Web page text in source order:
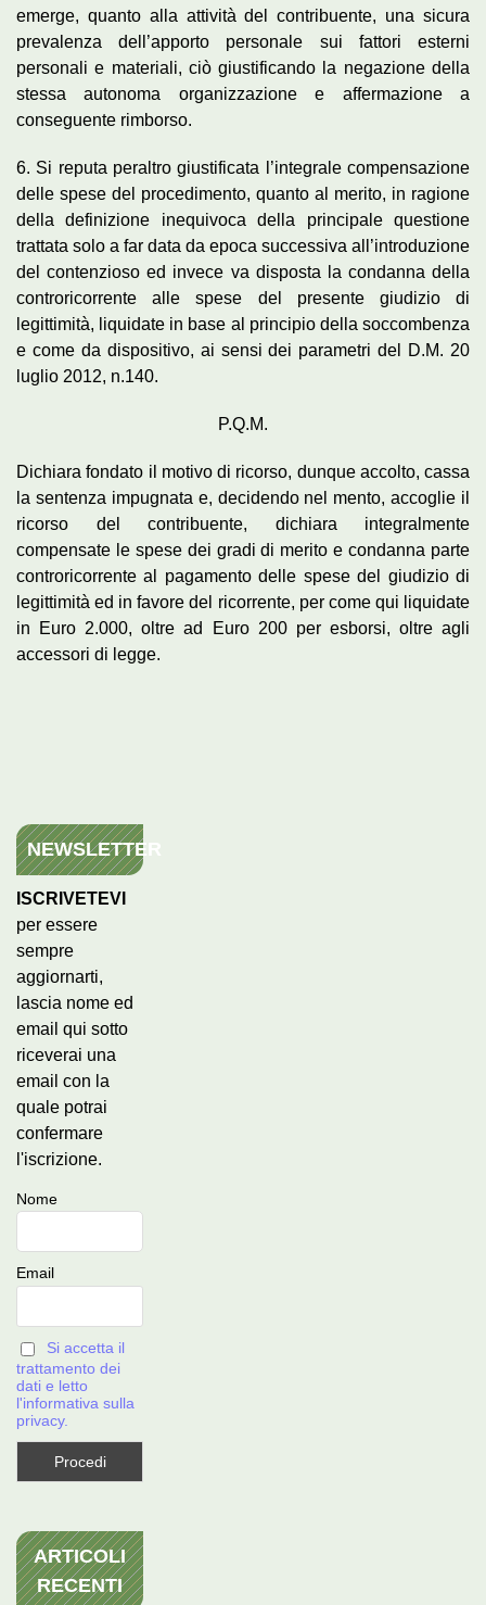
emerge, quanto alla attività del contribuente, una sicura
prevalenza dell’apporto personale sui fattori esterni
personali e materiali, ciò giustificando la negazione della
stessa autonoma organizzazione e affermazione a
conseguente rimborso.
6. Si reputa peraltro giustificata l’integrale compensazione
delle spese del procedimento, quanto al merito, in ragione
della definizione inequivoca della principale questione
trattata solo a far data da epoca successiva all’introduzione
del contenzioso ed invece va disposta la condanna della
controricorrente alle spese del presente giudizio di
legittimità, liquidate in base al principio della soccombenza
e come da dispositivo, ai sensi dei parametri del D.M. 20
luglio 2012, n.140.
P.Q.M.
Dichiara fondato il motivo di ricorso, dunque accolto, cassa
la sentenza impugnata e, decidendo nel mento, accoglie il
ricorso del contribuente, dichiara integralmente
compensate le spese dei gradi di merito e condanna parte
controricorrente al pagamento delle spese del giudizio di
legittimità ed in favore del ricorrente, per come qui liquidate
in Euro 2.000, oltre ad Euro 200 per esborsi, oltre agli
accessori di legge.
NEWSLETTER
ISCRIVETEVI
per essere
sempre
aggiornarti,
lascia nome ed
email qui sotto
riceverai una
email con la
quale potrai
confermare
l'iscrizione.
Nome
Email
Si accetta il
trattamento dei
dati e letto
l'informativa sulla
privacy.
ARTICOLI
RECENTI